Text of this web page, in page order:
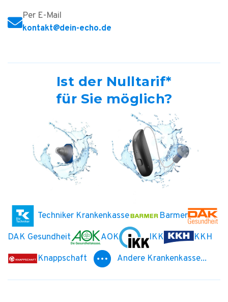
Ist der Nulltarif*
für Sie möglich?
Techniker Krankenkasse
Barmer
DAK Gesundheit
AOK IKK
KKH
Knappschaft
Andere Krankenkasse...
Per E-Mail
kontakt@dein-echo.de